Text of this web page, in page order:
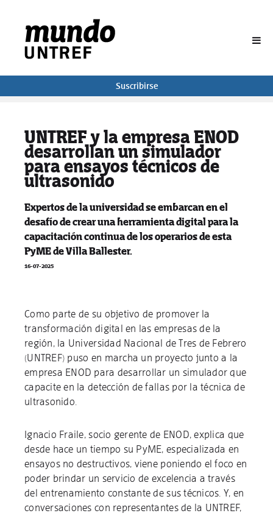
Suscribirse
UNTREF y la empresa ENOD
desarrollan un simulador
para ensayos técnicos de
ultrasonido
Expertos de la universidad se embarcan en el
desafío de crear una herramienta digital para la
capacitación continua de los operarios de esta
PyME de Villa Ballester.
16-07-2025
Como parte de su objetivo de promover la
transformación digital en las empresas de la
región, la Universidad Nacional de Tres de Febrero
(UNTREF) puso en marcha un proyecto junto a la
empresa ENOD para desarrollar un simulador que
capacite en la detección de fallas por la técnica de
ultrasonido.
Ignacio Fraile, socio gerente de ENOD, explica que
desde hace un tiempo su PyME, especializada en
ensayos no destructivos, viene poniendo el foco en
poder brindar un servicio de excelencia a través
del entrenamiento constante de sus técnicos. Y, en
conversaciones con representantes de la UNTREF,